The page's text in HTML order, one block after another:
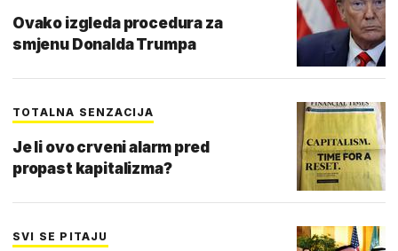
Ovako izgleda procedura za
smjenu Donalda Trumpa
TOTALNA SENZACIJA
Je li ovo crveni alarm pred
propast kapitalizma?
SVI SE PITAJU